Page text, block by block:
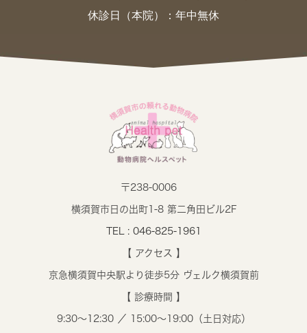
休診日（本院）：年中無休
〒238-0006
横須賀市日の出町1-8 第二角田ビル2F
TEL : 046-825-1961
【 アクセス 】
京急横須賀中央駅より徒歩5分 ヴェルク横須賀前
【 診療時間 】
9:30～12:30 ／ 15:00～19:00（土日対応）